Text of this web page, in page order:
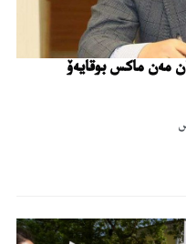
مەن ماكس بوقايەۆ